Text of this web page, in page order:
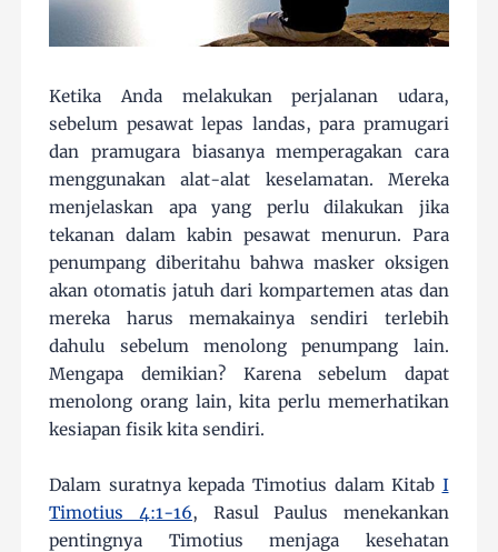
Ketika Anda melakukan perjalanan udara,
sebelum pesawat lepas landas, para pramugari
dan pramugara biasanya memperagakan cara
menggunakan alat-alat keselamatan. Mereka
menjelaskan apa yang perlu dilakukan jika
tekanan dalam kabin pesawat menurun. Para
penumpang diberitahu bahwa masker oksigen
akan otomatis jatuh dari kompartemen atas dan
mereka harus memakainya sendiri terlebih
dahulu sebelum menolong penumpang lain.
Mengapa demikian? Karena sebelum dapat
menolong orang lain, kita perlu memerhatikan
kesiapan fisik kita sendiri.
Dalam suratnya kepada Timotius dalam Kitab I
Timotius 4:1-16, Rasul Paulus menekankan
pentingnya Timotius menjaga kesehatan